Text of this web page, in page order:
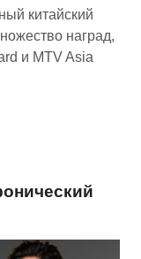
китайский
наград,
и MTV Asia